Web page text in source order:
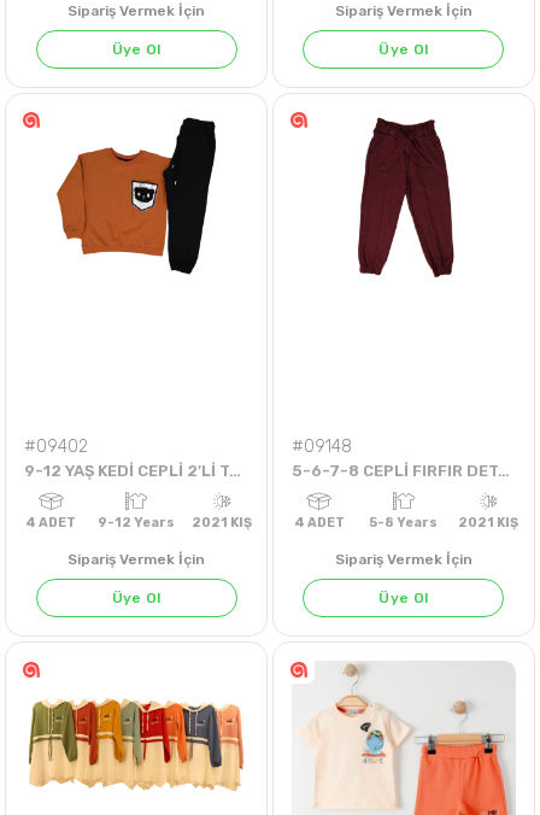
4 ADET 6-18 AY
Sipariş Vermek İçin
Üye Ol
LACİVERT
4 ADET
Sipariş Vermek İçin
Üye Ol
#09402
9-12 YAŞ KEDİ CEPLİ 2'Lİ TAKIM (2İP)
Sipariş Vermek İçin
Üye Ol
#09148
5-6-7-8 CEPLİ FIRFIR DETAYLI TEK PANTOLON
Sipariş Vermek İçin
Üye Ol